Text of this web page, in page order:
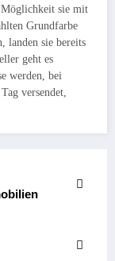
Möglichkeit sie mit
Grundfarbe
landen sie bereits
geht es
werden, bei
versendet,